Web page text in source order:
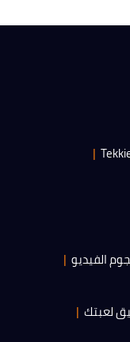
الفيديو
لعبتك